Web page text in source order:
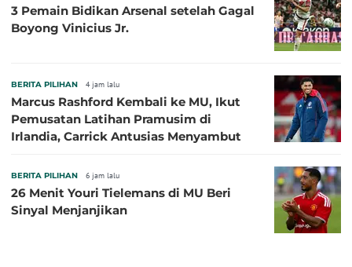
3 Pemain Bidikan Arsenal setelah Gagal
Boyong Vinicius Jr.
BERITA PILIHAN 4 jam lalu
Marcus Rashford Kembali ke MU, Ikut
Pemusatan Latihan Pramusim di
Irlandia, Carrick Antusias Menyambut
BERITA PILIHAN 6 jam lalu
26 Menit Youri Tielemans di MU Beri
Sinyal Menjanjikan